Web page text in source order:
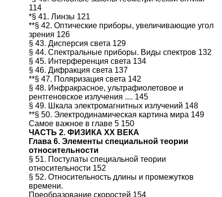
114
*§ 41. Линзы 121
**§ 42. Оптические приборы, увеличивающие угол
зрения 126
§ 43. Дисперсия света 129
§ 44. Спектральные приборы. Виды спектров 132
§ 45. Интерференция света 134
§ 46. Дифракция света 137
**§ 47. Поляризация света 142
§ 48. Инфракрасное, ультрафиолетовое и
рентгеновское излучения .... 145
§ 49. Шкала электромагнитных излучений 148
**§ 50. Электродинамическая картина мира 149
Самое важное в главе 5 150
ЧАСТЬ 2. ФИЗИКА XX ВЕКА
Глава 6. Элементы специальной теории
относительности
§ 51. Постулаты специальной теории
относительности 152
§ 52. Относительность длины и промежутков
времени.
Преобразование скоростей 154